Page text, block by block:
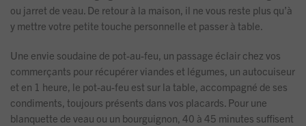
ou jarret de veau. De retour à la maison, il ne vous reste plus qu’à
y mettre votre petite touche personnelle et passer à table.
Une envie soudaine de pot-au-feu, un passage éclair chez vos
commerçants pour récupérer viandes et légumes, un autocuiseur
et en 1 heure, le pot-au-feu est sur la table, accompagné de ses
condiments, toujours présents dans vos placards. Pour une
blanquette de veau ou un bourguignon, 40 à 45 minutes suffisent